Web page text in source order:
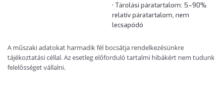
• Tárolási páratartalom: 5–90%
relatív páratartalom, nem
lecsapódó
A műszaki adatokat harmadik fél bocsátja rendelkezésünkre
tájékoztatási céllal. Az esetleg előforduló tartalmi hibákért nem tudunk
felelősséget vállalni.